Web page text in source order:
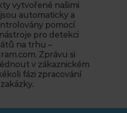
vytvořené našimi
automaticky a
pomocí
pro detekci
na trhu –
Zprávu si
v zákaznickém
fázi zpracování
zakázky.